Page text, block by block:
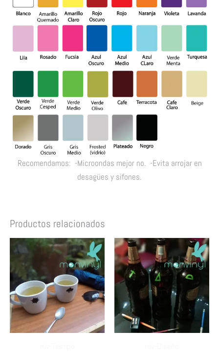
Recomendamos: -Microondas mejor no. -Evita arrojar en
desagües y sifones.
Productos relacionados